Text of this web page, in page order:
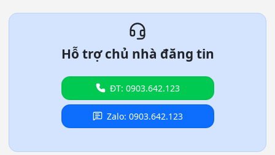
Hỗ trợ chủ nhà đăng tin
ĐT: 0903.642.123
Zalo: 0903.642.123